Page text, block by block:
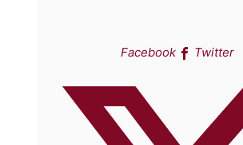
Facebook Twitter